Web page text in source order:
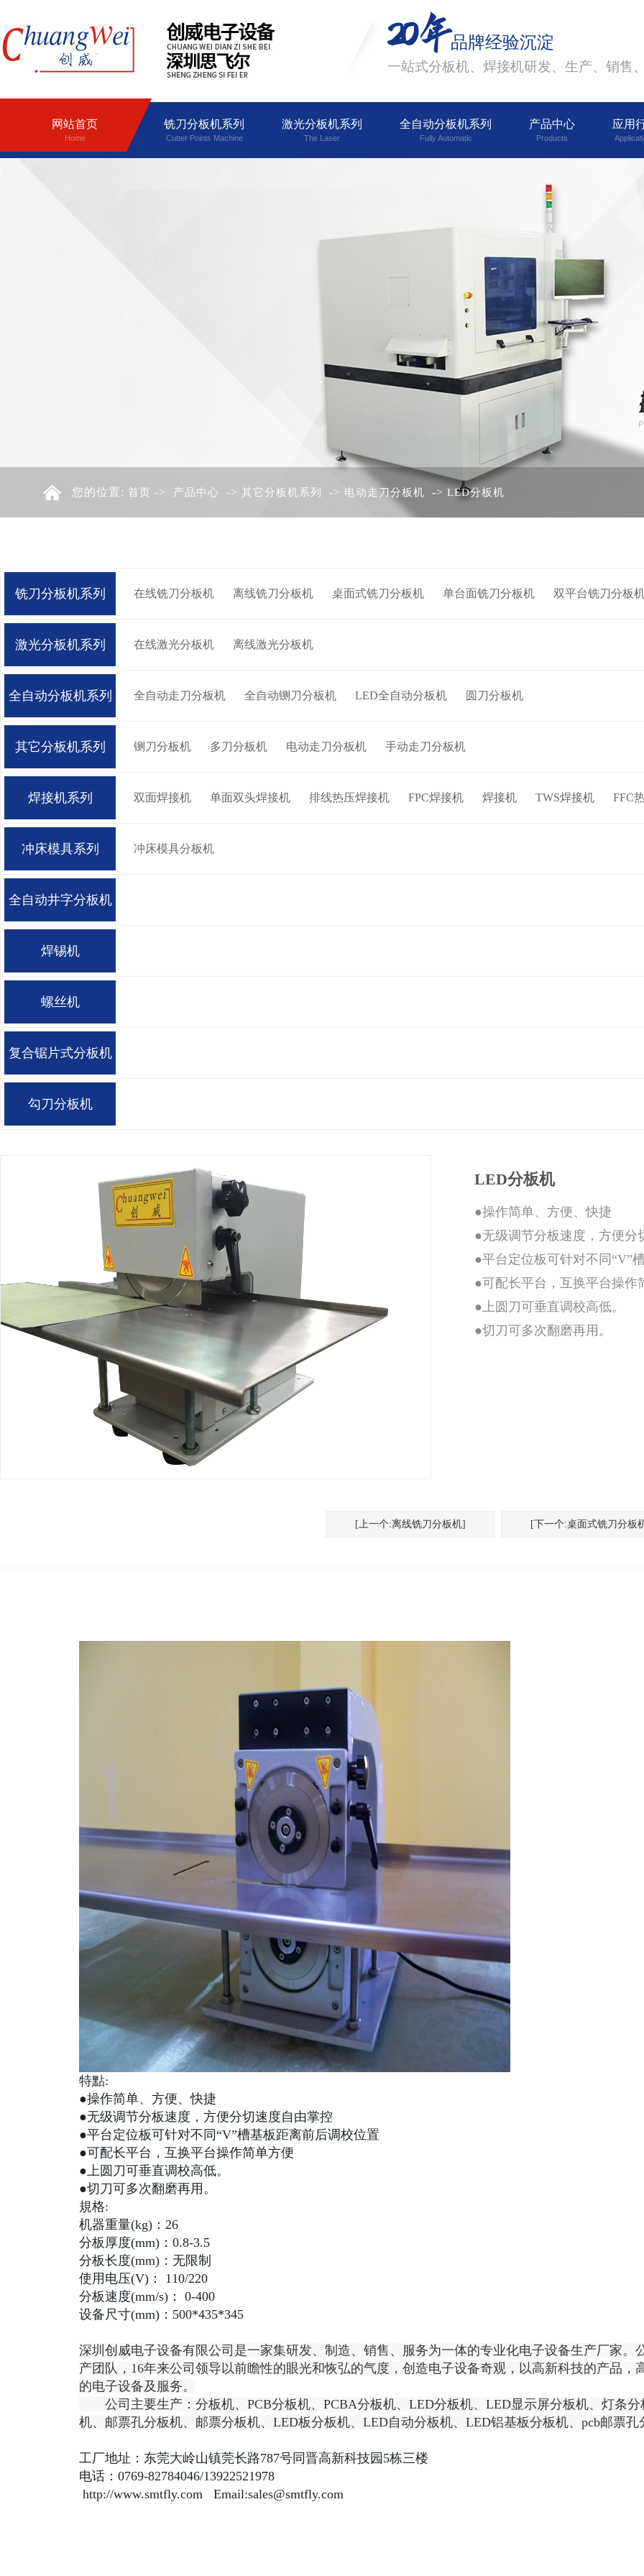
20年品牌经验沉淀
一站式分板机、焊接机研发、生产、销售
网站首页
Home
铣刀分板机系列
Cutter Points Machine
激光分板机系列
The Laser
全自动分板机系列
Fully Automatic
产品中心
Products
应用
您的位置: 首页 -> 产品中心 -> 其它分板机系列 -> 电动走刀分板机 -> LED分板机
铣刀分板机系列 在线铣刀分板机 离线铣刀分板机 桌面式铣刀分板机 单台面铣刀分板机 双平台铣刀分板
激光分板机系列 在线激光分板机 离线激光分板机
全自动分板机系列 全自动走刀分板机 全自动铡刀分板机 LED全自动分板机 圆刀分板机
其它分板机系列 铡刀分板机 多刀分板机 电动走刀分板机 手动走刀分板机
焊接机系列 双面焊接机 单面双头焊接机 排线热压焊接机 FPC焊接机 焊接机 TWS焊接机 FFC
冲床模具系列 冲床模具分板机
全自动井字分板机
焊锡机
螺丝机
复合锯片式分板机
勾刀分板机
LED分板机
​●操作简单、方便、快捷
●无级调节分板速度，方便分
●平台定位板可针对不同“V”
●可配长平台，互换平台操作
●上圆刀可垂直调校高低。
●切刀可多次翻磨再用。
[上一个:离线铣刀分板机] [下一个:桌面式铣刀分板
特點:
●操作简单、方便、快捷
●无级调节分板速度，方便分切速度自由掌控
●平台定位板可针对不同“V”槽基板距离前后调校位置
●可配长平台，互换平台操作简单方便
●上圆刀可垂直调校高低。
●切刀可多次翻磨再用。
規格:
机器重量(kg)：26
分板厚度(mm)：0.8-3.5
分板长度(mm)：无限制
使用电压(V)： 110/220
分板速度(mm/s)： 0-400
设备尺寸(mm)：500*435*345
深圳创威电子设备有限公司是一家集研发、制造、销售、服务为一体的专业化电子设备生产厂家
产团队，16年来公司领导以前瞻性的眼光和恢弘的气度，创造电子设备奇观，以高新科技的产品
的电子设备及服务。
公司主要生产：分板机、PCB分板机、PCBA分板机、LED分板机、LED显示屏分板机、灯条
机、邮票孔分板机、邮票分板机、LED板分板机、LED自动分板机、LED铝基板分板机、pcb邮票
​工厂地址：东莞大岭山镇莞长路787号同晋高新科技园5栋三楼
电话：0769-82784046/13922521978
http://www.smtfly.com Email:sales@smtfly.com